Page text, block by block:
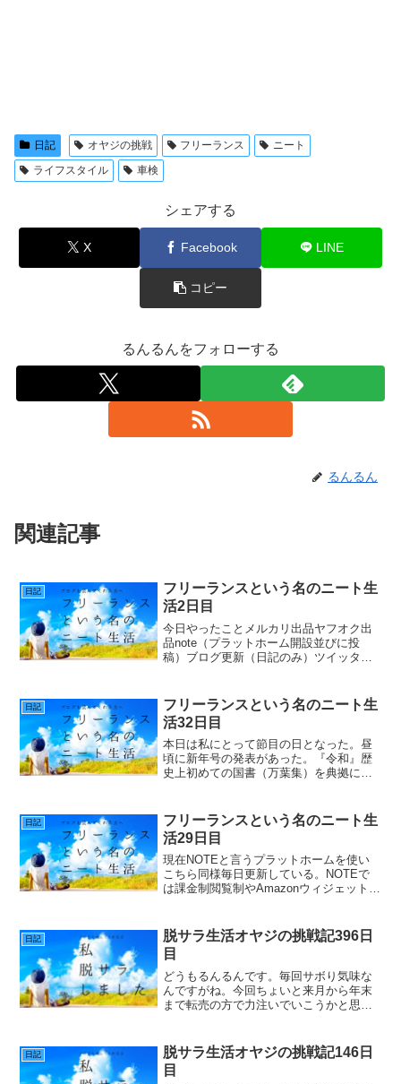
日記 オヤジの挑戦 フリーランス
ニート
ライフスタイル
車検
シェアする
X Facebook LINE
コピー
るんるんをフォローする
るんるん
関連記事
日記
フリーランスという名のニート生
活2日目
今日やったことメルカリ出品ヤフオク出
品note（プラットホーム開設並びに投
稿）ブログ更新（日記のみ）ツイッター
クで不用品転売並びに以前からやろうと
して置いておいた転売用...
日記
フリーランスという名のニート生
活32日目
本日は私にとって節目の日となった。昼
頃に新年号の発表があった。『令和』歴
史上初めての国書（万葉集）を典拠に正
いるみたいである。平成の場合元号改め
た時いくつかのアクシデン...
日記
フリーランスという名のニート生
活29日目
現在NOTEと言うプラットホームを使い
こちら同様毎日更新している。NOTEで
は課金制閲覧制やAmazonウィジェットを
能がある。この記事にも広告を張り収入
を得ることがで...
日記
脱サラ生活オヤジの挑戦記396日
目
どうもるんるんです。毎回サボり気味な
んですがね。今回ちょいと来月から年末
まで転売の方で力注いでいこうかと思っ
るんです。コロナ対策による生活支援正
直コロナの生活支援て微々...
日記
脱サラ生活オヤジの挑戦記146日
目